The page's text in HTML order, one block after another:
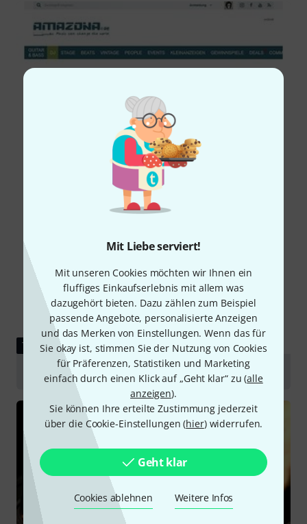
Mit Liebe serviert!
Mit unseren Cookies möchten wir Ihnen ein
fluffiges Einkaufserlebnis mit allem was
dazugehört bieten. Dazu zählen zum Beispiel
passende Angebote, personalisierte Anzeigen
und das Merken von Einstellungen. Wenn das für
Sie okay ist, stimmen Sie der Nutzung von Cookies
für Präferenzen, Statistiken und Marketing
einfach durch einen Klick auf „Geht klar“ zu (alle
anzeigen).
Sie können Ihre erteilte Zustimmung jederzeit
über die Cookie-Einstellungen (hier) widerrufen.
Geht klar
Cookies ablehnen Weitere Infos
TESTBERICHT
V-Moda M-10